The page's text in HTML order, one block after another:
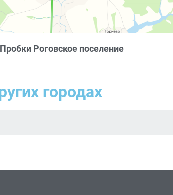
Пробки Роговское поселение
городах